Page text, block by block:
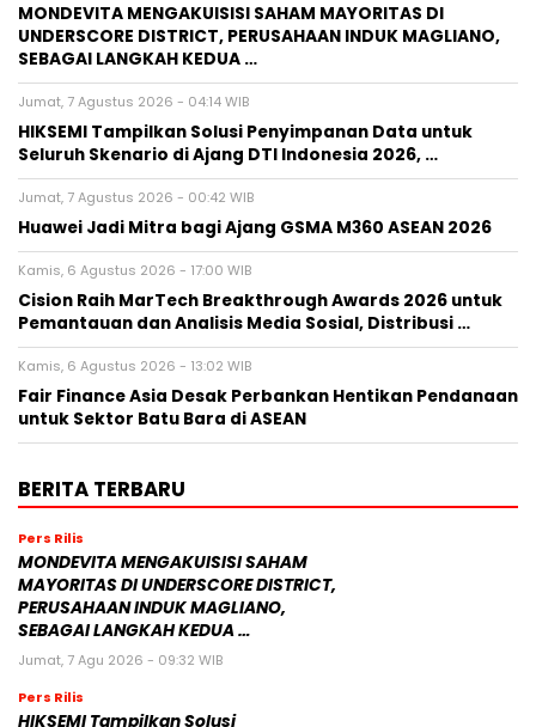
MONDEVITA MENGAKUISISI SAHAM MAYORITAS DI
UNDERSCORE DISTRICT, PERUSAHAAN INDUK MAGLIANO,
SEBAGAI LANGKAH KEDUA …
Jumat, 7 Agustus 2026 - 04:14 WIB
HIKSEMI Tampilkan Solusi Penyimpanan Data untuk
Seluruh Skenario di Ajang DTI Indonesia 2026, …
Jumat, 7 Agustus 2026 - 00:42 WIB
Huawei Jadi Mitra bagi Ajang GSMA M360 ASEAN 2026
Kamis, 6 Agustus 2026 - 17:00 WIB
Cision Raih MarTech Breakthrough Awards 2026 untuk
Pemantauan dan Analisis Media Sosial, Distribusi …
Kamis, 6 Agustus 2026 - 13:02 WIB
Fair Finance Asia Desak Perbankan Hentikan Pendanaan
untuk Sektor Batu Bara di ASEAN
BERITA TERBARU
Pers Rilis
MONDEVITA MENGAKUISISI SAHAM
MAYORITAS DI UNDERSCORE DISTRICT,
PERUSAHAAN INDUK MAGLIANO,
SEBAGAI LANGKAH KEDUA …
Jumat, 7 Agu 2026 - 09:32 WIB
Pers Rilis
HIKSEMI Tampilkan Solusi